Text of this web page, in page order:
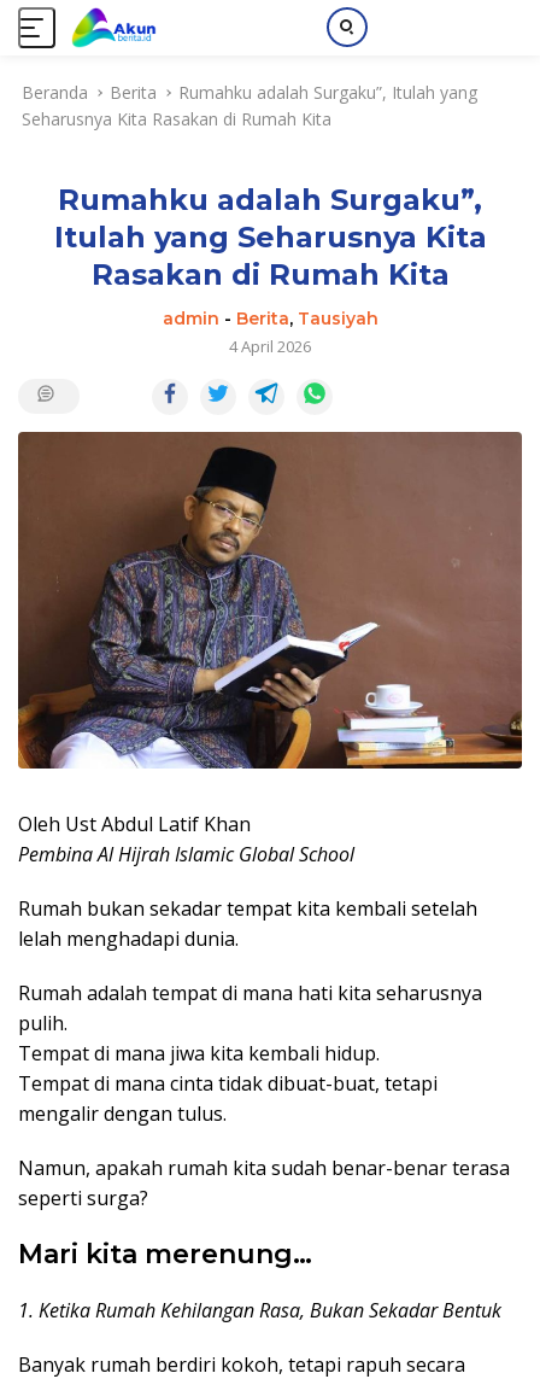
Beranda Berita
Rumahku adalah Surgaku”, Itulah yang
Seharusnya Kita Rasakan di Rumah Kita
Rumahku adalah Surgaku”,
Itulah yang Seharusnya Kita
Rasakan di Rumah Kita
admin - Berita, Tausiyah
4 April 2026
Oleh Ust Abdul Latif Khan
Pembina Al Hijrah Islamic Global School
Rumah bukan sekadar tempat kita kembali setelah
lelah menghadapi dunia.
Rumah adalah tempat di mana hati kita seharusnya
pulih.
Tempat di mana jiwa kita kembali hidup.
Tempat di mana cinta tidak dibuat-buat, tetapi
mengalir dengan tulus.
Namun, apakah rumah kita sudah benar-benar terasa
seperti surga?
Mari kita merenung…
1. Ketika Rumah Kehilangan Rasa, Bukan Sekadar Bentuk
Banyak rumah berdiri kokoh, tetapi rapuh secara